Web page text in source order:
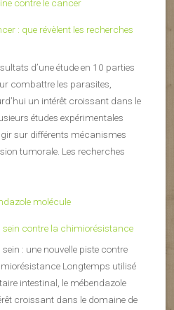
: que révèlent les recherches
d’une étude en 10 parties
combattre les parasites,
un intérêt croissant dans le
études expérimentales
sur différents mécanismes
tumorale. Les recherches
sein contre la chimiorésistance
: une nouvelle piste contre
Longtemps utilisé
intestinal, le mébendazole
croissant dans le domaine de